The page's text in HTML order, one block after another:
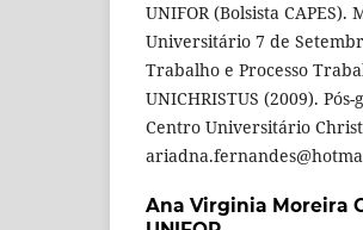
UNIFOR (Bolsista
Universitário 7 de
Trabalho e Processo
UNICHRISTUS (2009).
Centro Universitário
Ana Virginia Moreira